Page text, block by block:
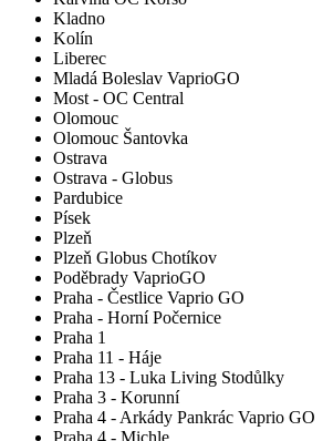
Kladno
Kolín
Liberec
Mladá Boleslav VaprioGO
Most - OC Central
Olomouc
Olomouc Šantovka
Ostrava
Ostrava - Globus
Pardubice
Písek
Plzeň
Plzeň Globus Chotíkov
Poděbrady VaprioGO
Praha - Čestlice Vaprio GO
Praha - Horní Počernice
Praha 1
Praha 11 - Háje
Praha 13 - Luka Living Stodůlky
Praha 3 - Korunní
Praha 4 - Arkády Pankrác Vaprio GO